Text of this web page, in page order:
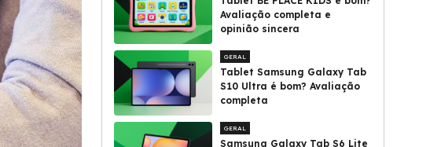
Avaliação completa e
opinião sincera
GERAL
Tablet Samsung Galaxy Tab
S10 Ultra é bom? Avaliação
completa
GERAL
Samsung Galaxy Tab S6 Lite